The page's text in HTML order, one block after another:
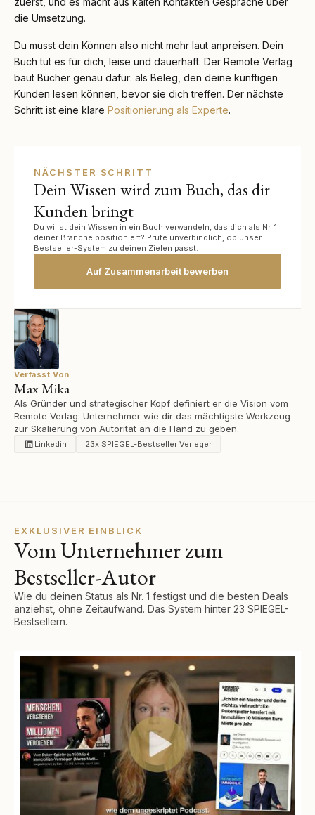
die Umsetzung.
Du musst dein Können also nicht mehr laut anpreisen. Dein
Buch tut es für dich, leise und dauerhaft. Der Remote Verlag
baut Bücher genau dafür: als Beleg, den deine künftigen
Kunden lesen können, bevor sie dich treffen. Der nächste
Schritt ist eine klare Positionierung als Experte.
NÄCHSTER SCHRITT
Dein Wissen wird zum Buch, das dir
Kunden bringt
Du willst dein Wissen in ein Buch verwandeln, das dich als Nr. 1
deiner Branche positioniert? Prüfe unverbindlich, ob unser
Bestseller-System zu deinen Zielen passt.
Auf Zusammenarbeit bewerben
Verfasst Von
Max Mika
Als Gründer und strategischer Kopf definiert er die Vision vom
Remote Verlag: Unternehmer wie dir das mächtigste Werkzeug
zur Skalierung von Autorität an die Hand zu geben.
Linkedin 23x SPIEGEL-Bestseller Verleger
EXKLUSIVER EINBLICK
Vom Unternehmer zum
Bestseller-Autor
Wie du deinen Status als Nr. 1 festigst und die besten Deals
anziehst, ohne Zeitaufwand. Das System hinter 23 SPIEGEL-
Bestsellern.